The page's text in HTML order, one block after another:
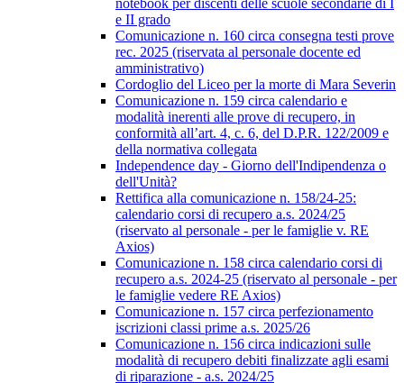
notebook per discenti delle scuole secondarie di I
e II grado
Comunicazione n. 160 circa consegna testi prove
rec. 2025 (riservata al personale docente ed
amministrativo)
Cordoglio del Liceo per la morte di Mara Severin
Comunicazione n. 159 circa calendario e
modalità inerenti alle prove di recupero, in
conformità all’art. 4, c. 6, del D.P.R. 122/2009 e
della normativa collegata
Independence day - Giorno dell'Indipendenza o
dell'Unità?
Rettifica alla comunicazione n. 158/24-25:
calendario corsi di recupero a.s. 2024/25
(riservato al personale - per le famiglie v. RE
Axios)
Comunicazione n. 158 circa calendario corsi di
recupero a.s. 2024-25 (riservato al personale - per
le famiglie vedere RE Axios)
Comunicazione n. 157 circa perfezionamento
iscrizioni classi prime a.s. 2025/26
Comunicazione n. 156 circa indicazioni sulle
modalità di recupero debiti finalizzate agli esami
di riparazione - a.s. 2024/25